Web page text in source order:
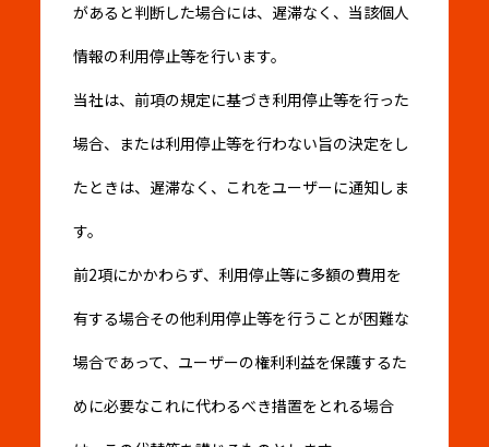
があると判断した場合には、遅滞なく、当該個人
情報の利用停止等を行います。
当社は、前項の規定に基づき利用停止等を行った
場合、または利用停止等を行わない旨の決定をし
たときは、遅滞なく、これをユーザーに通知しま
す。
前2項にかかわらず、利用停止等に多額の費用を
有する場合その他利用停止等を行うことが困難な
場合であって、ユーザーの権利利益を保護するた
めに必要なこれに代わるべき措置をとれる場合